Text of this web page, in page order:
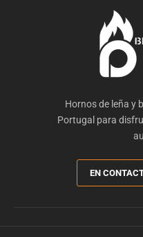
Hornos de leña y
Portugal para
EN